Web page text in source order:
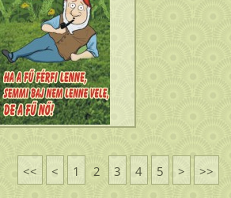
<< < 1 2 3 4 5 > >>